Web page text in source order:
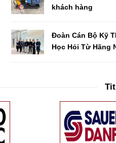
khách hàng
Đoàn Cán Bộ Kỹ
Học Hỏi Từ Hãng